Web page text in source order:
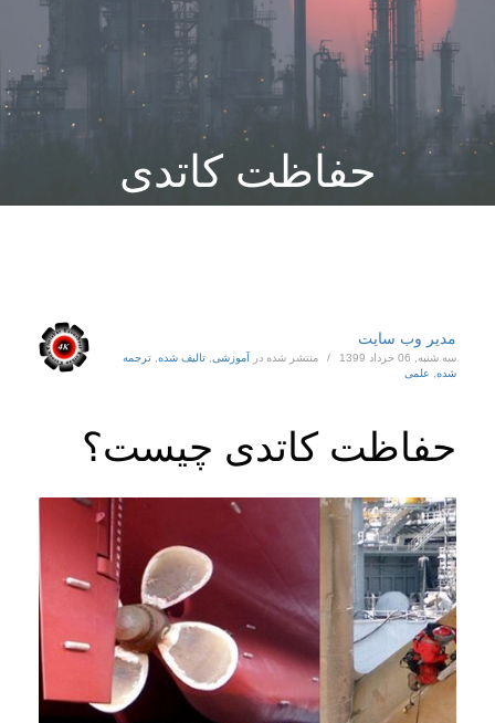
حفاظت کاتدی
مدیر وب سایت
سه شنبه, 06 خرداد 1399 / منتشر شده در آموزشی تالیف شده ترجمه
شده
علمی
حفاظت کاتدی چیست؟